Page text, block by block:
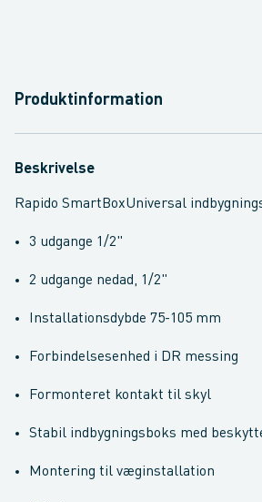
Produktinformation
Beskrivelse
Rapido SmartBoxUniversal
3 udgange 1/2"
2 udgange nedad, 1/2"
Installationsdybde 75-105 mm
Forbindelsesenhed i DR messing
Formonteret kontakt til skyl
Stabil indbygningsboks med
Montering til væginstallation